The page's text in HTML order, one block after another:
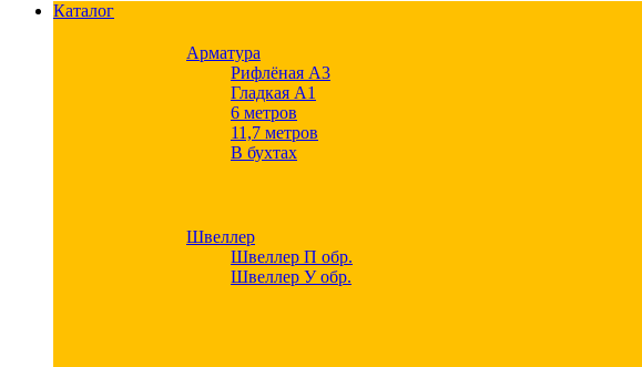
Каталог
Арматура
Рифлёная А3
Гладкая А1
6 метров
11,7 метров
В бухтах
Швеллер
Швеллер П обр.
Швеллер У обр.